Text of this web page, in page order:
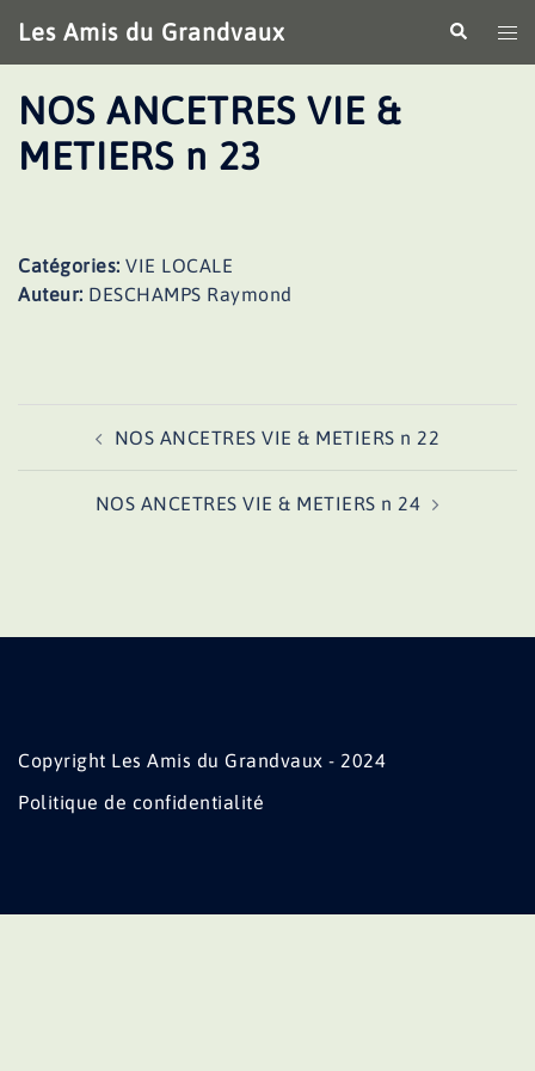
au
contenu
Les Amis du Grandvaux
le
NOS ANCETRES VIE &
METIERS n 23
Catégories: VIE LOCALE
Auteur: DESCHAMPS Raymond
d’articleNOS ANCETRES VIE & METIERS n 22
NOS ANCETRES VIE & METIERS n 24
Copyright Les Amis du Grandvaux - 2024
Politique de confidentialité